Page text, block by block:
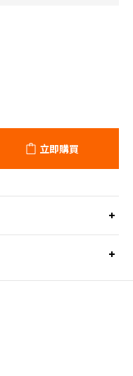
立即購買